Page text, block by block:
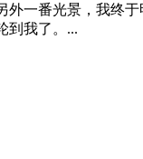
一番光景，我终
到我了。...